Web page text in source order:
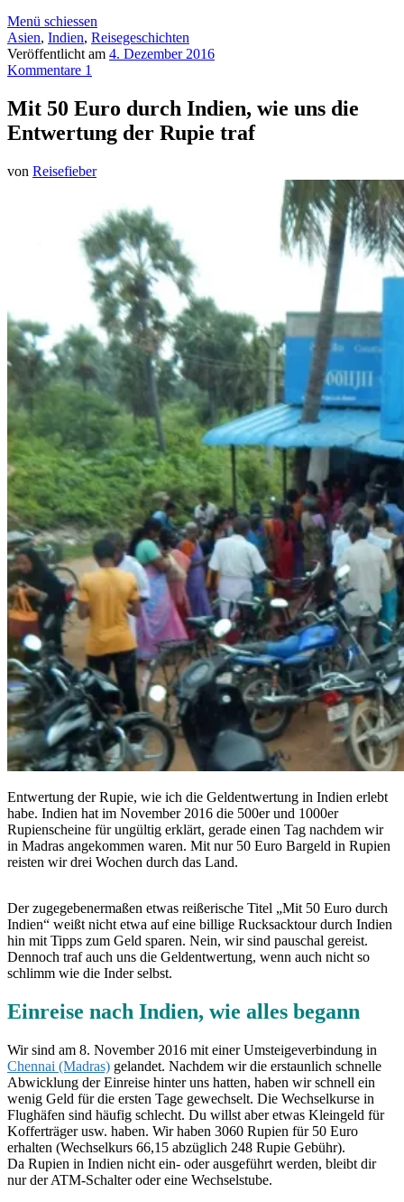
Menü schiessen
Asien, Indien, Reisegeschichten
Veröffentlicht am 4. Dezember 2016
Kommentare 1
Mit 50 Euro durch Indien, wie uns die
Entwertung der Rupie traf
von Reisefieber
Entwertung der Rupie, wie ich die Geldentwertung in Indien erlebt
habe. Indien hat im November 2016 die 500er und 1000er
Rupienscheine für ungültig erklärt, gerade einen Tag nachdem wir
in Madras angekommen waren. Mit nur 50 Euro Bargeld in Rupien
reisten wir drei Wochen durch das Land.
Der zugegebenermaßen etwas reißerische Titel „Mit 50 Euro durch
Indien“ weißt nicht etwa auf eine billige Rucksacktour durch Indien
hin mit Tipps zum Geld sparen. Nein, wir sind pauschal gereist.
Dennoch traf auch uns die Geldentwertung, wenn auch nicht so
schlimm wie die Inder selbst.
Einreise nach Indien, wie alles begann
Wir sind am 8. November 2016 mit einer Umsteigeverbindung in
Chennai (Madras) gelandet. Nachdem wir die erstaunlich schnelle
Abwicklung der Einreise hinter uns hatten, haben wir schnell ein
wenig Geld für die ersten Tage gewechselt. Die Wechselkurse in
Flughäfen sind häufig schlecht. Du willst aber etwas Kleingeld für
Kofferträger usw. haben. Wir haben 3060 Rupien für 50 Euro
erhalten (Wechselkurs 66,15 abzüglich 248 Rupie Gebühr).
Da Rupien in Indien nicht ein- oder ausgeführt werden, bleibt dir
nur der ATM-Schalter oder eine Wechselstube.